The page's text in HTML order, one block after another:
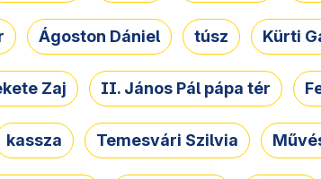
Ágoston Dániel túsz Kürti
Zaj II. János Pál pápa tér
kassza Temesvári Szilvia